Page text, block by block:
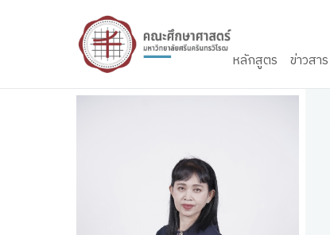
Skip to content
หลักสูตร
ข่าวสาร